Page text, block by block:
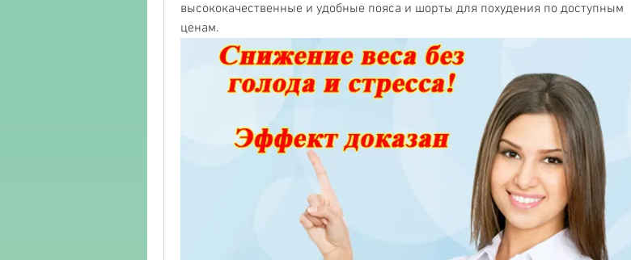
высококачественные и удобные пояса и шорты для похудения по доступным
ценам.